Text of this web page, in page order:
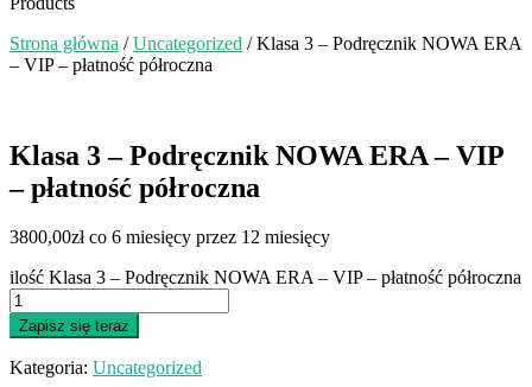
Strona główna /Uncategorized / Klasa 3 – Podręcznik NOWA ERA
– VIP – płatność półroczna
Klasa 3 – Podręcznik NOWA ERA – VIP
– płatność półroczna
3800,00zł co 6 miesięcy przez 12 miesięcy
ilość Klasa 3 – Podręcznik NOWA ERA – VIP – płatność półroczna
Zapisz się teraz
Kategoria: Uncategorized